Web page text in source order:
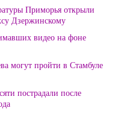
Приморья открыли
Дзержинскому
видео на фоне
могут пройти в Стамбуле
пострадали после